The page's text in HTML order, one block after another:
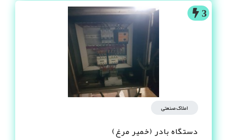
3
املاک صنعتی
دستگاه بادر (خمیر مرغ)